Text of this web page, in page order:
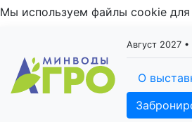
Мы используем файлы cookie для
Август 2027
О